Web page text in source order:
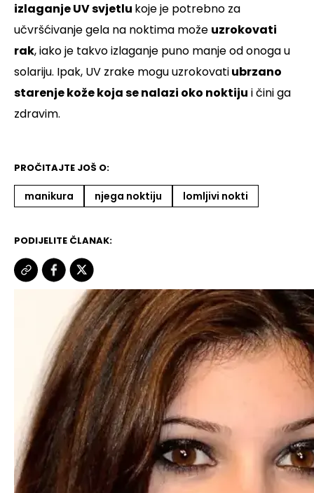
izlaganje UV svjetlu koje je potrebno za
učvršćivanje gela na noktima može uzrokovati
rak, iako je takvo izlaganje puno manje od onoga u
solariju. Ipak, UV zrake mogu uzrokovatiubrzano
starenje kože koja se nalazi oko noktiju i čini ga
zdravim.
PROČITAJTE JOŠ O:
manikura njega noktiju lomljivi nokti
PODIJELITE ČLANAK: